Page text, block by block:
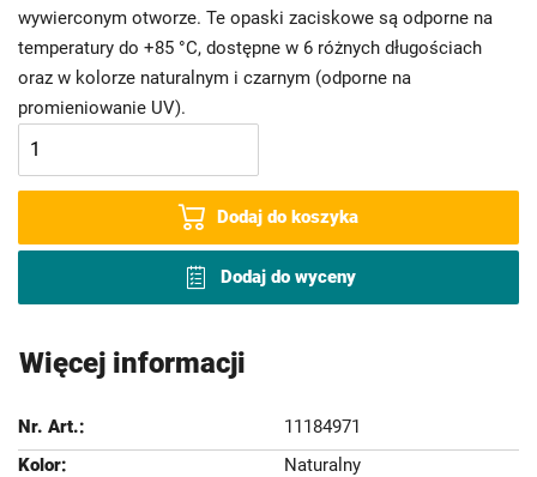
wywierconym otworze. Te opaski zaciskowe są odporne na
temperatury do +85 °C, dostępne w 6 różnych długościach
oraz w kolorze naturalnym i czarnym (odporne na
promieniowanie UV).
Dodaj do koszyka
Dodaj do wyceny
Więcej informacji
11184971
Naturalny